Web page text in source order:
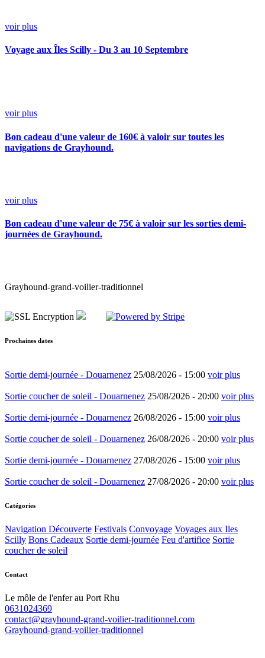
voir plus
Voyage aux Îles Scilly - Du 3 au 10 Septembre
voir plus
Bon cadeau d'une valeur de 160€ à valoir sur toutes les
navigations de Grayhound.
voir plus
Bon cadeau d'une valeur de 75€ à valoir sur les sorties demi-
journées de Grayhound.
Grayhound-grand-voilier-traditionnel
Prochaines dates
Sortie demi-journée - Douarnenez 25/08/2026 - 15:00 voir plus
Sortie coucher de soleil - Douarnenez 25/08/2026 - 20:00 voir plus
Sortie demi-journée - Douarnenez 26/08/2026 - 15:00 voir plus
Sortie coucher de soleil - Douarnenez 26/08/2026 - 20:00 voir plus
Sortie demi-journée - Douarnenez 27/08/2026 - 15:00 voir plus
Sortie coucher de soleil - Douarnenez 27/08/2026 - 20:00 voir plus
Catégories
Navigation Découverte Festivals Convoyage Voyages aux Iles
Scilly Bons Cadeaux Sortie demi-journée Feu d'artifice Sortie
coucher de soleil
Contact
Le môle de l'enfer au Port Rhu
0631024369
contact@grayhound-grand-voilier-traditionnel.com
Grayhound-grand-voilier-traditionnel